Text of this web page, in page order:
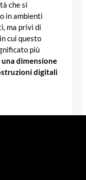
che si
in ambienti
ma privi di
cui questo
più
dimensione
digitali